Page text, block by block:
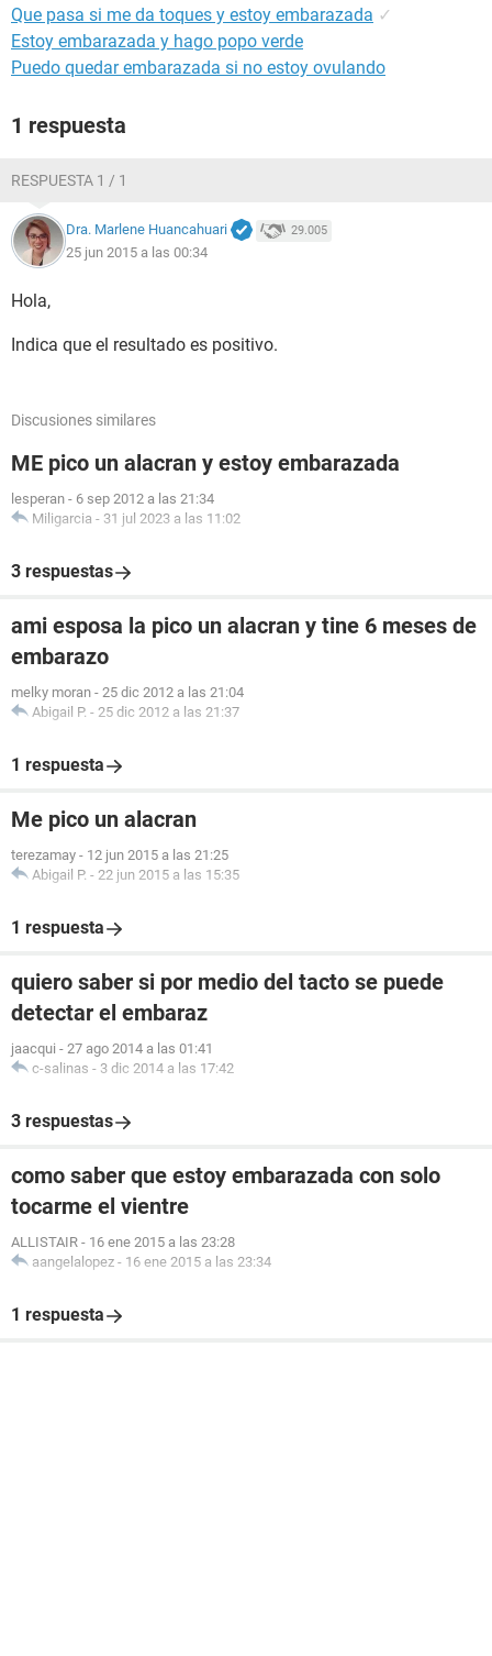
Que pasa si me da toques y estoy embarazada ✓
Estoy embarazada y hago popo verde
Puedo quedar embarazada si no estoy ovulando
1 respuesta
RESPUESTA 1 / 1
Dra. Marlene Huancahuari 29.005
25 jun 2015 a las 00:34
Hola,
Indica que el resultado es positivo.
Discusiones similares
ME pico un alacran y estoy embarazada
lesperan - 6 sep 2012 a las 21:34
Miligarcia - 31 jul 2023 a las 11:02
3 respuestas
ami esposa la pico un alacran y tine 6 meses de
embarazo
melky moran - 25 dic 2012 a las 21:04
Abigail P. - 25 dic 2012 a las 21:37
1 respuesta
Me pico un alacran
terezamay - 12 jun 2015 a las 21:25
Abigail P. - 22 jun 2015 a las 15:35
1 respuesta
quiero saber si por medio del tacto se puede
detectar el embaraz
jaacqui - 27 ago 2014 a las 01:41
c-salinas - 3 dic 2014 a las 17:42
3 respuestas
como saber que estoy embarazada con solo
tocarme el vientre
ALLISTAIR - 16 ene 2015 a las 23:28
aangelalopez - 16 ene 2015 a las 23:34
1 respuesta